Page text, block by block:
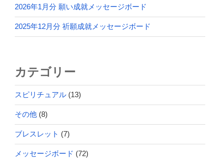
2026年1月分 願い成就メッセージボード
2025年12月分 祈願成就メッセージボード
カテゴリー
スピリチュアル (13)
その他 (8)
ブレスレット (7)
メッセージボード (72)